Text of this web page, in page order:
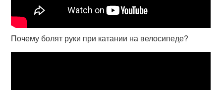
Почему болят руки при катании на велосипеде?